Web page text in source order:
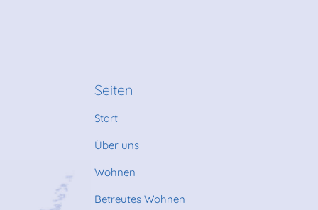
Seiten
Start
Über uns
Wohnen
Betreutes Wohnen